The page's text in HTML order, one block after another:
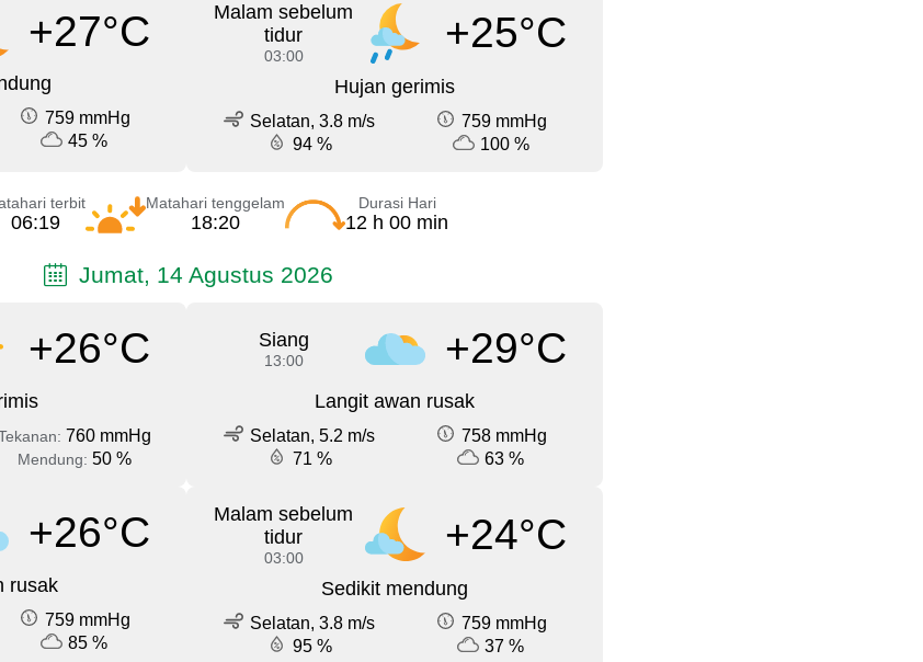
+27°C
759 mmHg
45 %
Malam sebelum
tidur
03:00 +25°C
Hujan gerimis
Selatan, 3.8 m/s
759 mmHg
94 %
100 %
terbit
06:19
Matahari tenggelam
18:20
Durasi Hari
12 h 00 min
Jumat, 14 Agustus 2026
+26°C
760 mmHg
Mendung: 50 %
Siang
13:00 +29°C
Langit awan rusak
Selatan, 5.2 m/s
758 mmHg
71 %
63 %
+26°C
rusak
759 mmHg
85 %
Malam sebelum
tidur
03:00 +24°C
Sedikit mendung
Selatan, 3.8 m/s
759 mmHg
95 %
37 %